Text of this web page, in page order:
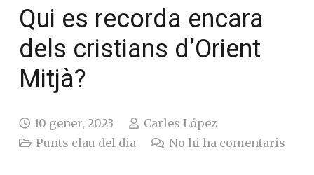
Qui es recorda encara
dels cristians d’Orient
Mitjà?
10 gener, 2023
Carles López
Punts clau del dia
No hi ha comentaris